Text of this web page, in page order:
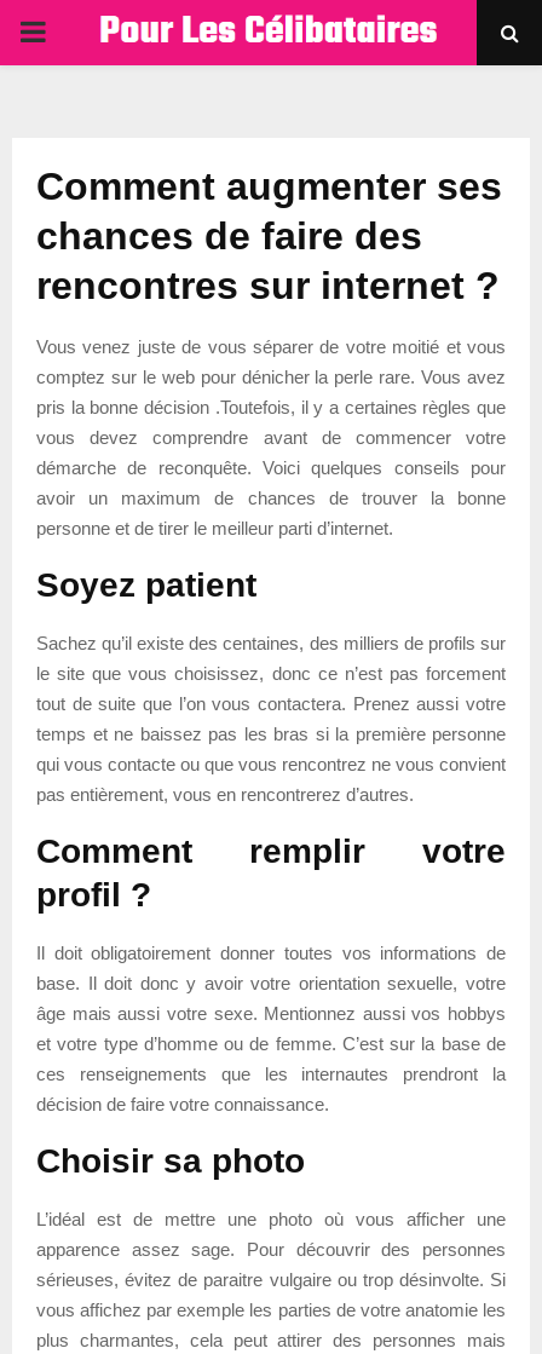
PRIMARY
Comment augmenter ses
chances de faire des
rencontres sur internet ?
Vous venez juste de vous séparer de votre moitié et vous
comptez sur le web pour dénicher la perle rare. Vous avez
pris la bonne décision .Toutefois, il y a certaines règles que
vous devez comprendre avant de commencer votre
démarche de reconquête. Voici quelques conseils pour
avoir un maximum de chances de trouver la bonne
personne et de tirer le meilleur parti d’internet.
Soyez patient
Sachez qu’il existe des centaines, des milliers de profils sur
le site que vous choisissez, donc ce n’est pas forcement
tout de suite que l’on vous contactera. Prenez aussi votre
temps et ne baissez pas les bras si la première personne
qui vous contacte ou que vous rencontrez ne vous convient
pas entièrement, vous en rencontrerez d’autres.
Comment remplir votre
profil ?
Il doit obligatoirement donner toutes vos informations de
base. Il doit donc y avoir votre orientation sexuelle, votre
âge mais aussi votre sexe. Mentionnez aussi vos hobbys
et votre type d’homme ou de femme. C’est sur la base de
ces renseignements que les internautes prendront la
décision de faire votre connaissance.
Choisir sa photo
L’idéal est de mettre une photo où vous afficher une
apparence assez sage. Pour découvrir des personnes
sérieuses, évitez de paraitre vulgaire ou trop désinvolte. Si
vous affichez par exemple les parties de votre anatomie les
plus charmantes, cela peut attirer des personnes mais